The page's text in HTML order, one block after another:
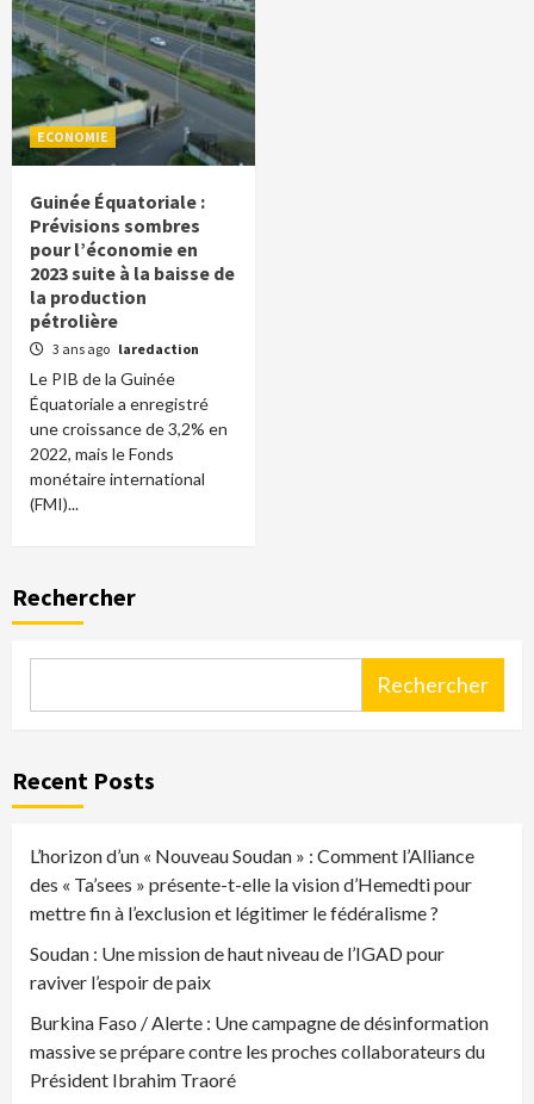
ECONOMIE
Guinée Équatoriale :
Prévisions sombres
pour l’économie en
2023 suite à la baisse de
la production
pétrolière
3 ans ago laredaction
Le PIB de la Guinée
Équatoriale a enregistré
une croissance de 3,2% en
2022, mais le Fonds
monétaire international
(FMI)...
Rechercher
Rechercher
Recent Posts
L’horizon d’un « Nouveau Soudan » : Comment l’Alliance
des « Ta’sees » présente-t-elle la vision d’Hemedti pour
mettre fin à l’exclusion et légitimer le fédéralisme ?
Soudan : Une mission de haut niveau de l’IGAD pour
raviver l’espoir de paix
Burkina Faso / Alerte : Une campagne de désinformation
massive se prépare contre les proches collaborateurs du
Président Ibrahim Traoré